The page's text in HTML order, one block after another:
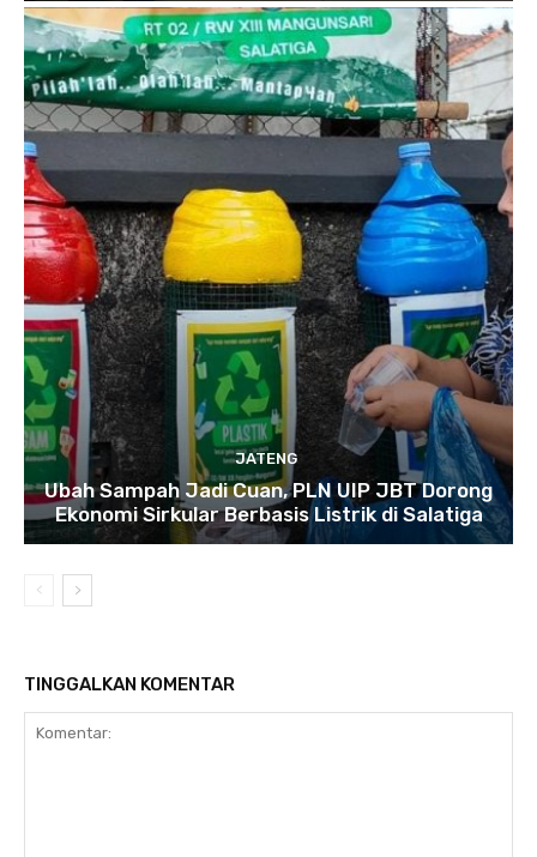
JATENG
Ubah Sampah Jadi Cuan, PLN UIP JBT Dorong
Ekonomi Sirkular Berbasis Listrik di Salatiga
TINGGALKAN KOMENTAR